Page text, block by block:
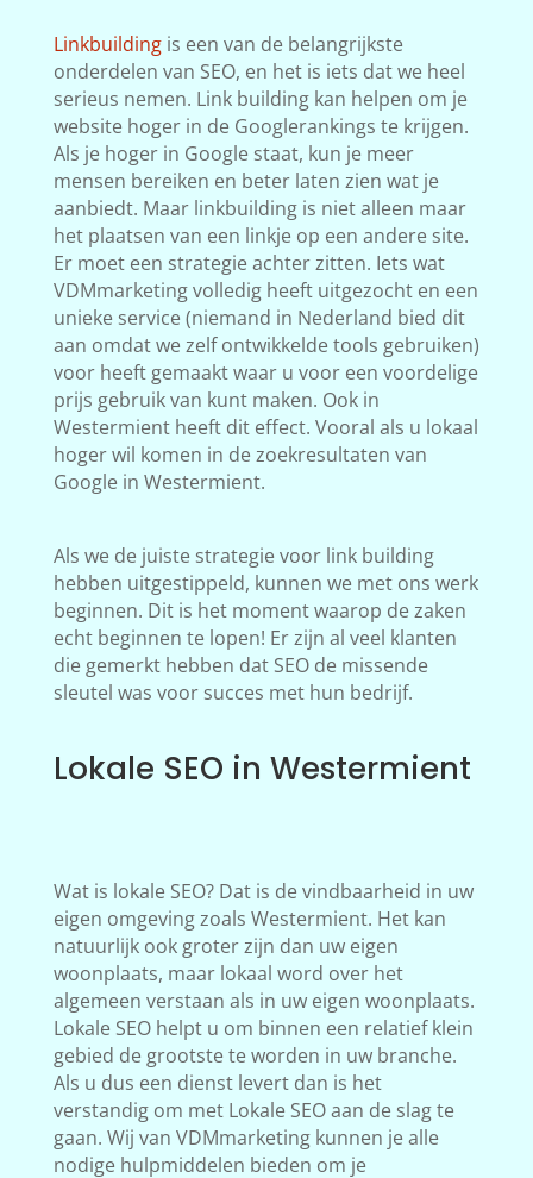
Linkbuildingis een van de belangrijkste
onderdelen van SEO, en het is iets dat we heel
serieus nemen. Link building kan helpen om je
website hoger in de Googlerankings te krijgen.
Als je hoger in Google staat, kun je meer
mensen bereiken en beter laten zien wat je
aanbiedt. Maar linkbuilding is niet alleen maar
het plaatsen van een linkje op een andere site.
Er moet een strategie achter zitten. Iets wat
VDMmarketing volledig heeft uitgezocht en een
unieke service (niemand in Nederland bied dit
aan omdat we zelf ontwikkelde tools gebruiken)
voor heeft gemaakt waar u voor een voordelige
prijs gebruik van kunt maken. Ook in
Westermient heeft dit effect. Vooral als u lokaal
hoger wil komen in de zoekresultaten van
Google in Westermient.
Als we de juiste strategie voor link building
hebben uitgestippeld, kunnen we met ons werk
beginnen. Dit is het moment waarop de zaken
echt beginnen te lopen! Er zijn al veel klanten
die gemerkt hebben dat SEO de missende
sleutel was voor succes met hun bedrijf.
Lokale SEO in Westermient
Wat is lokale SEO? Dat is de vindbaarheid in uw
eigen omgeving zoals Westermient. Het kan
natuurlijk ook groter zijn dan uw eigen
woonplaats, maar lokaal word over het
algemeen verstaan als in uw eigen woonplaats.
Lokale SEO helpt u om binnen een relatief klein
gebied de grootste te worden in uw branche.
Als u dus een dienst levert dan is het
verstandig om met Lokale SEO aan de slag te
gaan. Wij van VDMmarketing kunnen je alle
nodige hulpmiddelen bieden om je